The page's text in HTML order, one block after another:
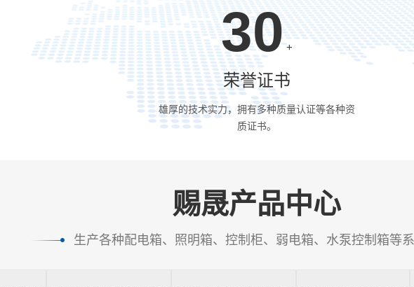
30+
荣誉证书
雄厚的技术实力，拥有多种质量认证等各种资
质证书。
赐晟产品中心
生产各种配电箱、照明箱、控制柜、弱电箱、水泵控制箱等